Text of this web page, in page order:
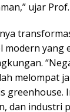
ujar
modern yang
melompat
greenhouse.
dan industri